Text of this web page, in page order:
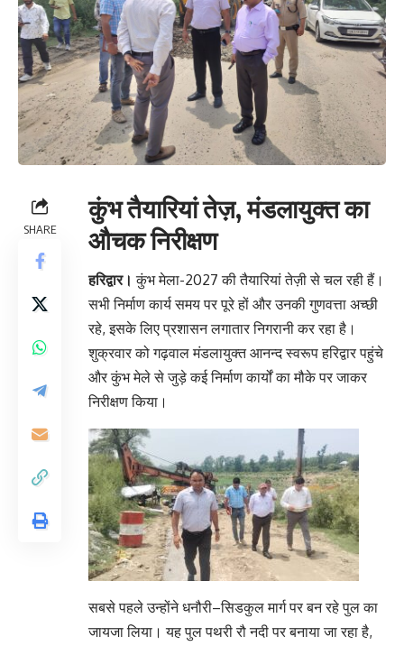
SHARE
कुंभ तैयारियां तेज़, मंडलायुक्त का
औचक निरीक्षण
हरिद्वार। कुंभ मेला-2027 की तैयारियां तेज़ी से चल रही हैं।
सभी निर्माण कार्य समय पर पूरे हों और उनकी गुणवत्ता अच्छी
रहे, इसके लिए प्रशासन लगातार निगरानी कर रहा है।
शुक्रवार को गढ़वाल मंडलायुक्त आनन्द स्वरूप हरिद्वार पहुंचे
और कुंभ मेले से जुड़े कई निर्माण कार्यों का मौके पर जाकर
निरीक्षण किया।
सबसे पहले उन्होंने धनौरी–सिडकुल मार्ग पर बन रहे पुल का
जायजा लिया। यह पुल पथरी रौ नदी पर बनाया जा रहा है,